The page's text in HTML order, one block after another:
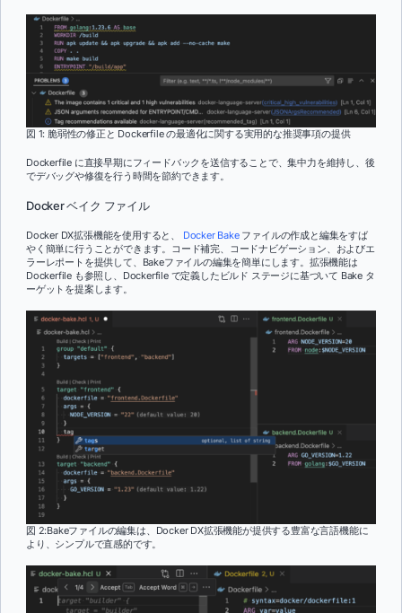
図 1: 脆弱性の修正と Dockerfile の最適化に関する実用的な推奨事項の提供
Dockerfile に直接早期にフィードバックを送信することで、集中力を維持し、後
でデバッグや修復を行う時間を節約できます。
Docker ベイク ファイル
Docker DX拡張機能を使用すると、 Docker Bakeファイルの作成と編集をすば
やく簡単に行うことができます。コード補完、コードナビゲーション、およびエ
ラーレポートを提供して、Bakeファイルの編集を簡単にします。拡張機能は
Dockerfile も参照し、Dockerfile で定義したビルド ステージに基づいて Bake タ
ーゲットを提案します。
図 2:Bakeファイルの編集は、Docker DX拡張機能が提供する豊富な言語機能に
より、シンプルで直感的です。